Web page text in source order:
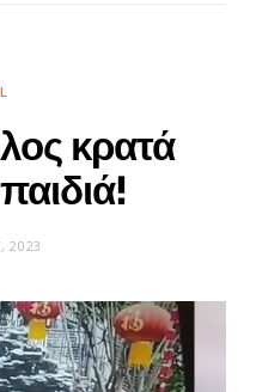
κρατά
2023